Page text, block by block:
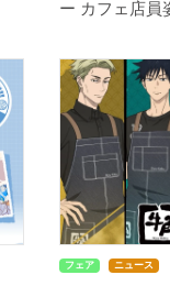
ー カフェ店員
フェア ニュース